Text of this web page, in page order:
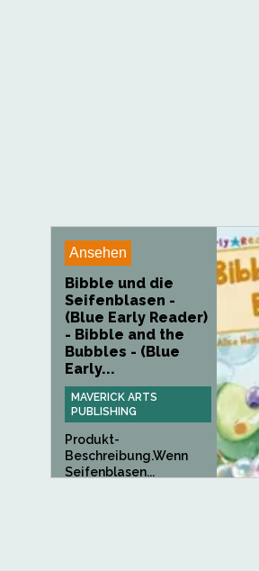
Ansehen
Bibble und die
Seifenblasen -
(Blue Early Reader)
- Bibble and the
Bubbles - (Blue
Early...
MAVERICK ARTS
PUBLISHING
Produkt-
Beschreibung.Wenn
Seifenblasen...